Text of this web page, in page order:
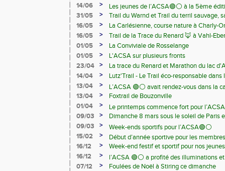
14/06
>
Les jeunes de l’ACSA🟢⚪️ à la 5ème
Samedi 13 juin
31/05 >
Trail du Warnd et Trail du terril sauvage,
16/05
>
La Carlésienne, course nature à Charly-
16/05
>
Trail de la Trace du Renard 🦊 à Vahl-
01/05
>
La Conviviale de Rosselange
01/05
>
L'ACSA sur plusieurs fronts
23/04
>
La trace du Renard et Marathon du lac
14/04
>
Lutz'Trail - Le Trail éco-responsable dans
13/04
>
L’ACSA 🟢⚪️ avait rendez-vous dans la
13/04
>
Foxtrail de Bouzonville
01/04
>
Le printemps commence fort pour
09/03
>
Dimanche 8 mars sous le soleil de Paris
09/03
>
Week-ends sportifs pour l’ACSA🟢⚪️
15/02
>
Début d’année sportive pour les
16/12
>
Week-end festif et sportif pour nos
16/12
>
l’ACSA 🟢⚪️ a profité des illuminations
07/12
>
Foulées de Noël à Stiring ce dimanche